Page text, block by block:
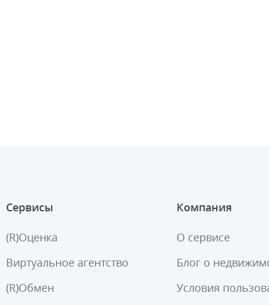
Сервисы
(R)Оценка
Виртуальное агентство
(R)Обмен
Компания
О сервисе
Блог о
Условия